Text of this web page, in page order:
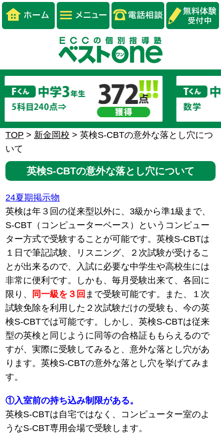
TOP > 新金岡校 >英検S-CBTの意外な落とし穴につ
いて
英検S-CBTの意外な落とし穴について
24夏期掲示物
英検は年３回の従来型以外に、3級から準1級まで、
S-CBT（コンピューターベース）というコンピュー
ター方式で受験することが可能です。英検S-CBTは
１日で筆記試験、リスニング、２次試験が受けるこ
とが出来るので、入試に必要な中学生や高校生には
非常に便利です。しかも、毎月受験出来て、各回に
限り、
同一級を３回 まで受験可能です。また、１次
試験免除を利用した２次試験だけの受験も、今の英
検S-CBTでは可能です。しかし、英検S-CBTは従来
型の英検と同じように同等の合格証ももらえるので
すが、実際に受験してみると、意外な落とし穴があ
ります。英検S-CBTの意外な落とし穴を挙げてみま
す。
①入室前の持ち込み制限がある。
英検S-CBTは自宅ではなく、コンピューター室のよ
うなS-CBT専用会場で受験します。